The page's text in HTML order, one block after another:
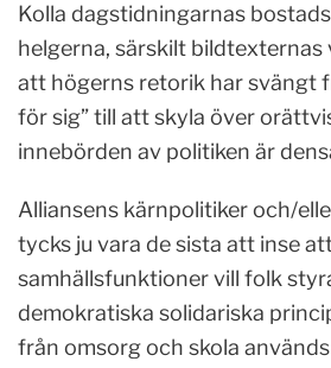
Kolla dagstidningarnas
helgerna, särskilt bildtexternas
att högerns retorik har svängt
för sig” till att skyla över
innebörden av politiken är
Alliansens kärnpolitiker och/
tycks ju vara de sista att inse
samhällsfunktioner vill folk
demokratiska solidariska
från omsorg och skola